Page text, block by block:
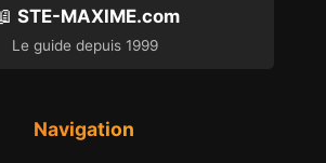
STE-MAXIME.com
Le guide depuis 1999
Navigation